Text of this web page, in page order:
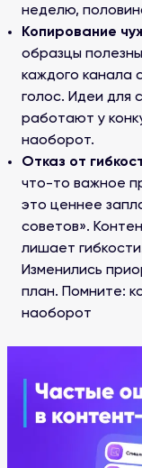
неделю,
Копирование
образцы
каждого канала
голос. Идеи для
работают у
наоборот.
Отказ от
что-то важное
это ценнее
советов».
лишает
Изменились
план. Помните:
наоборот